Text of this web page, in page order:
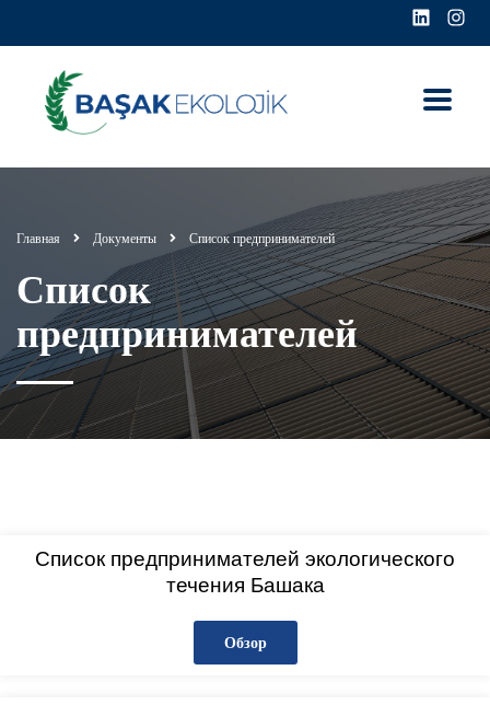
Главная Документы Список предпринимателей
Список
предпринимателей
Список предпринимателей экологического
течения Башака
Обзор